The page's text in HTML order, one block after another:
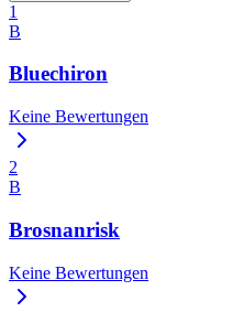
1
B
Bluechiron
Keine Bewertungen
2
B
Brosnanrisk
Keine Bewertungen